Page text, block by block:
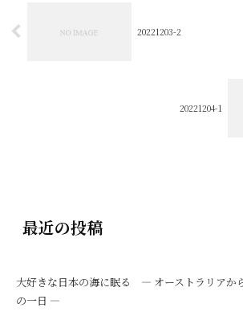
20221203-2
20221204-1
最近の投稿
大好きな日本の海に眠る ― オーストラリアか
の一日 ―